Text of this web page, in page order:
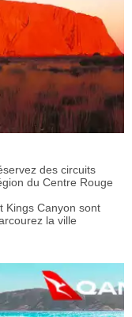
des circuits
du Centre Rouge
Kings Canyon sont
la ville